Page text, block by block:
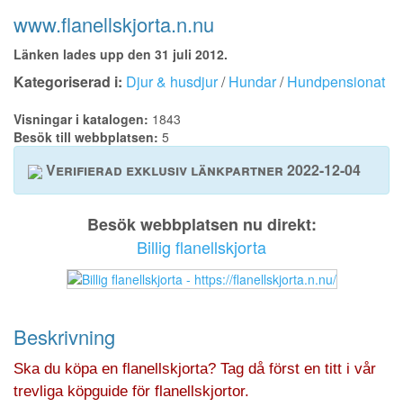
www.flanellskjorta.n.nu
Länken lades upp den 31 juli 2012.
Kategoriserad i: Djur & husdjur/Hundar/Hundpensionat
Visningar i katalogen: 1843
Besök till webbplatsen: 5
Verifierad exklusiv länkpartner 2022-12-04
Besök webbplatsen nu direkt:
Billig flanellskjorta
Beskrivning
Ska du köpa en flanellskjorta? Tag då först en titt i vår
trevliga köpguide för flanellskjortor.